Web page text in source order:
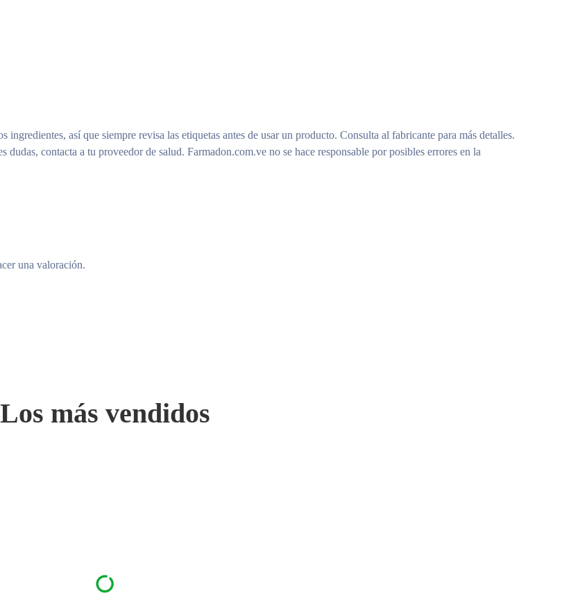
ingredientes, así que siempre revisa las etiquetas antes de usar un producto. Consulta al fabricante para más detalles.
contacta a tu proveedor de salud. Farmadon.com.ve no se hace responsable por posibles errores en la
una valoración.
Los más vendidos